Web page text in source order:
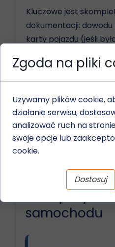
Kluczowe jest
dokumentacji:
karty pojazdu (jeśli
naprawy.
może podnieść
Gdzie
ofert
samochodu
Zgoda na pliki
Używamy plików cookie,
działanie serwisu,
analizować ruch na
swoje opcje lub
cookie.
Dostosuj